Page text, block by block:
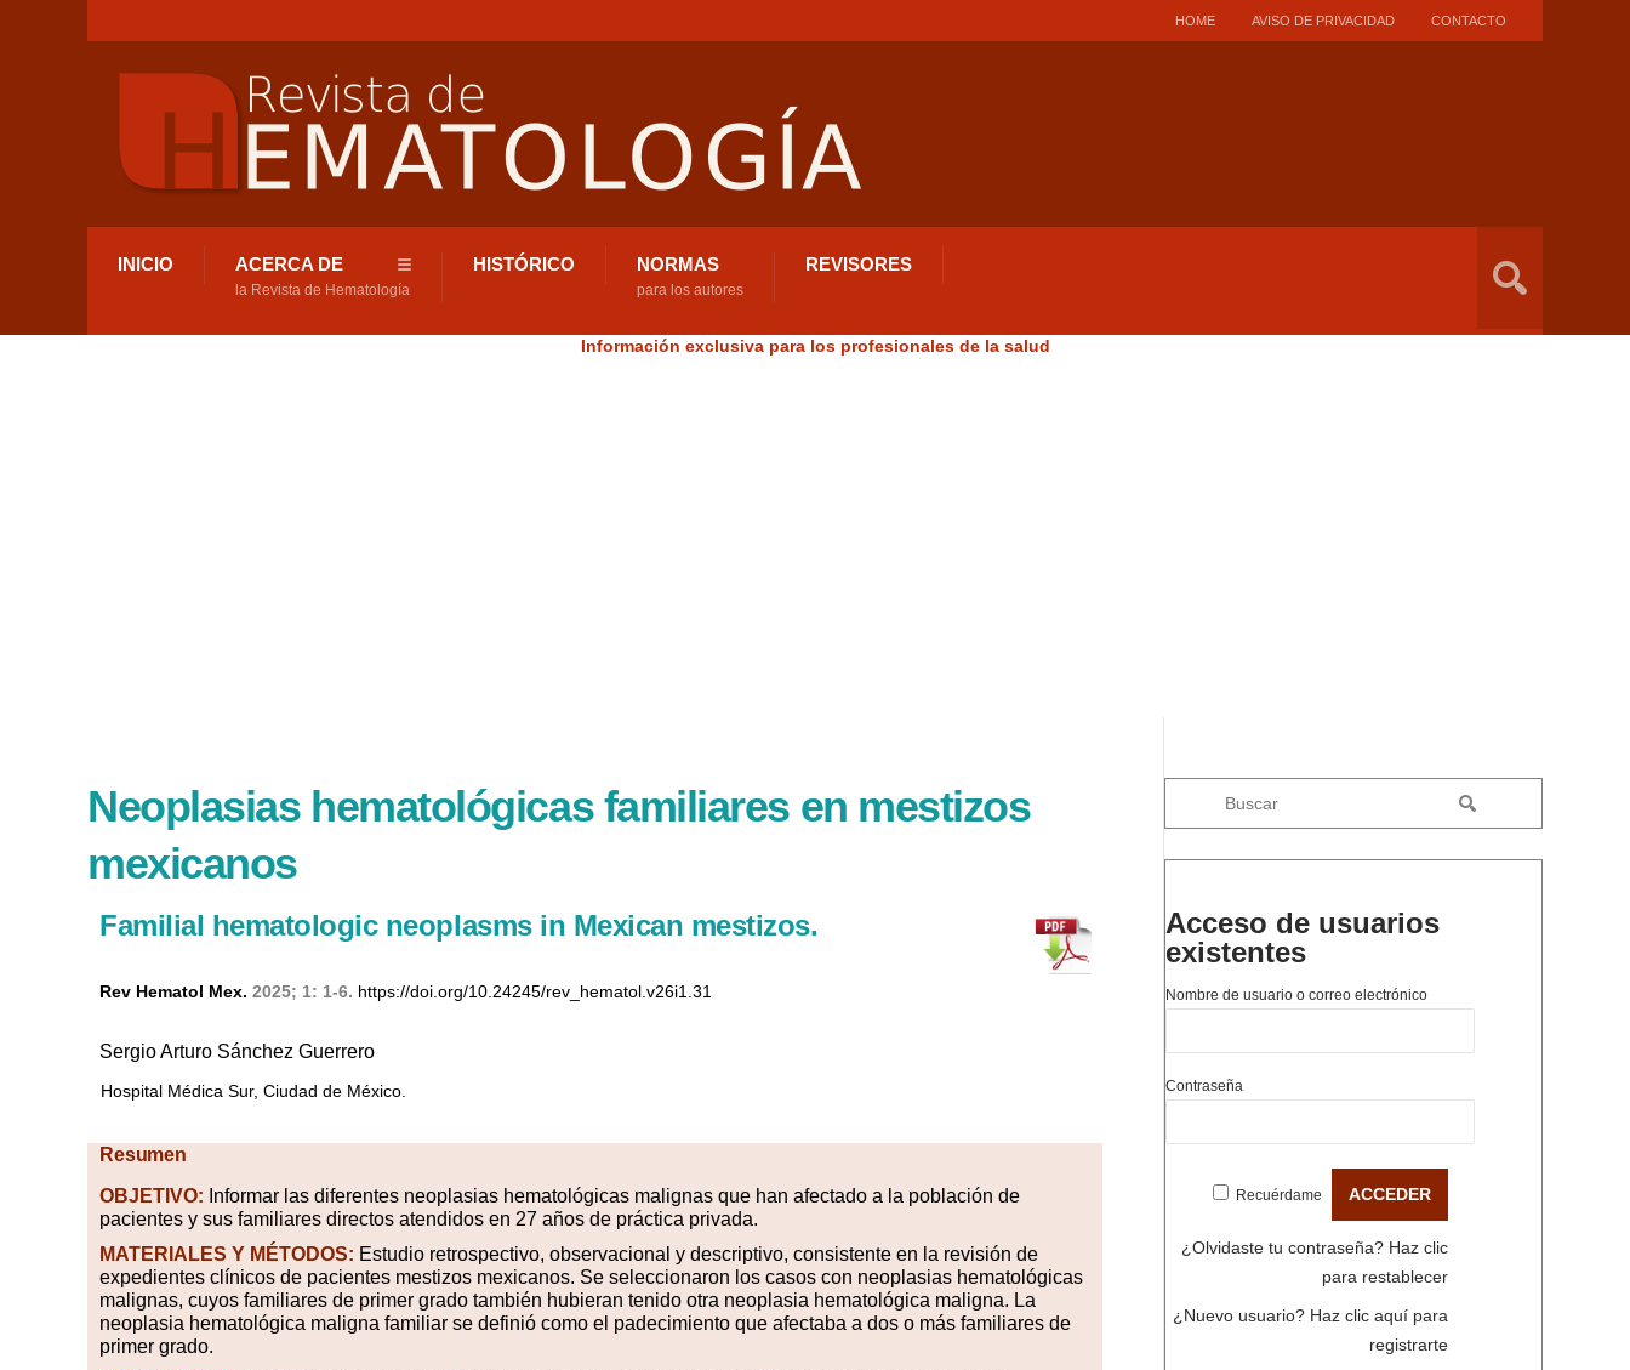
HOME AVISO DE PRIVACIDAD CONTACTO
INICIO ACERCA DE
la Revista de Hematología
HISTÓRICO NORMAS
para los autores
REVISORES
Información exclusiva para los profesionales de la salud
Neoplasias hematológicas familiares en mestizos
mexicanos
Familial hematologic neoplasms in Mexican mestizos.
Rev Hematol Mex. 2025; 1: 1-6. https://doi.org/10.24245/rev_hematol.v26i1.31
Sergio Arturo Sánchez Guerrero
Hospital Médica Sur, Ciudad de México.
Resumen
OBJETIVO: Informar las diferentes neoplasias hematológicas malignas que han afectado a la población de
pacientes y sus familiares directos atendidos en 27 años de práctica privada.
MATERIALES Y MÉTODOS: Estudio retrospectivo, observacional y descriptivo, consistente en la revisión de
expedientes clínicos de pacientes mestizos mexicanos. Se seleccionaron los casos con neoplasias hematológicas
malignas, cuyos familiares de primer grado también hubieran tenido otra neoplasia hematológica maligna. La
neoplasia hematológica maligna familiar se definió como el padecimiento que afectaba a dos o más familiares de
primer grado.
Acceso de usuarios
existentes
Nombre de usuario o correo electrónico
Contraseña
Recuérdame
¿Olvidaste tu contraseña? Haz clic
para restablecer
¿Nuevo usuario? Haz clic aquí para
registrarte